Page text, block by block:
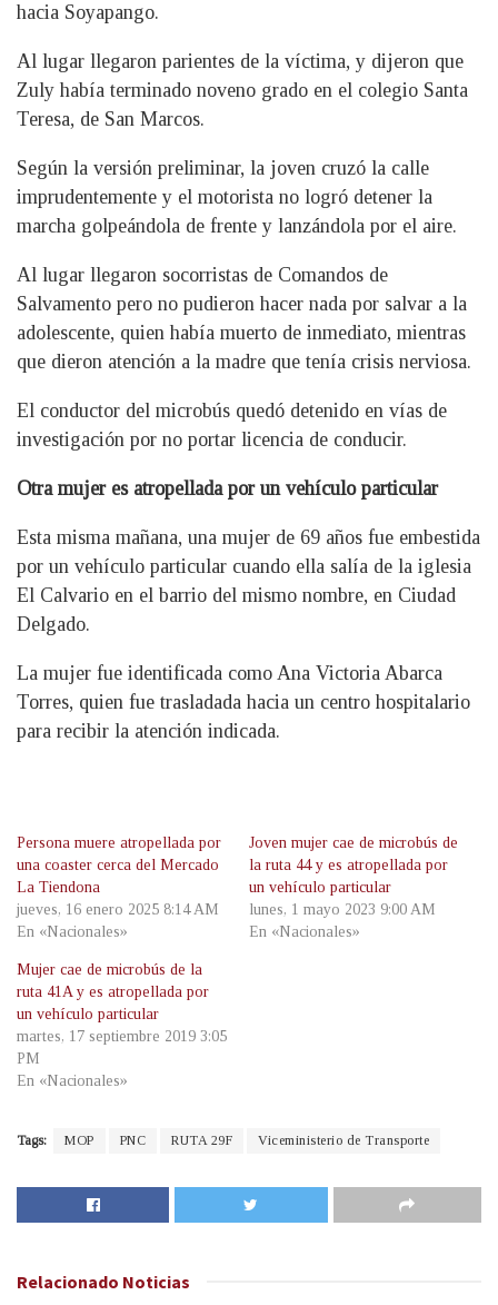
hacia Soyapango.
Al lugar llegaron parientes de la víctima, y dijeron que
Zuly había terminado noveno grado en el colegio Santa
Teresa, de San Marcos.
Según la versión preliminar, la joven cruzó la calle
imprudentemente y el motorista no logró detener la
marcha golpeándola de frente y lanzándola por el aire.
Al lugar llegaron socorristas de Comandos de
Salvamento pero no pudieron hacer nada por salvar a la
adolescente, quien había muerto de inmediato, mientras
que dieron atención a la madre que tenía crisis nerviosa.
El conductor del microbús quedó detenido en vías de
investigación por no portar licencia de conducir.
Otra mujer es atropellada por un vehículo particular
Esta misma mañana, una mujer de 69 años fue embestida
por un vehículo particular cuando ella salía de la iglesia
El Calvario en el barrio del mismo nombre, en Ciudad
Delgado.
La mujer fue identificada como Ana Victoria Abarca
Torres, quien fue trasladada hacia un centro hospitalario
para recibir la atención indicada.
Persona muere atropellada por
una coaster cerca del Mercado
La Tiendona
jueves, 16 enero 2025 8:14 AM
En «Nacionales»
Joven mujer cae de microbús de
la ruta 44 y es atropellada por
un vehículo particular
lunes, 1 mayo 2023 9:00 AM
En «Nacionales»
Mujer cae de microbús de la
ruta 41A y es atropellada por
un vehículo particular
martes, 17 septiembre 2019 3:05
PM
En «Nacionales»
Tags: MOP PNC RUTA 29F Viceministerio de Transporte
Relacionado Noticias